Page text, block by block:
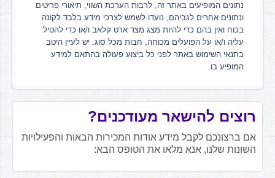
נתונים המופיעים באתר זה, לרבות הערכת השווי, תיאורי פריטים
ונתונים אחרים לגביהם, נועדו לשמש לצרכי מידע בלבד לקונה
בכוח ואין בהם כדי להיות מצג מצד ארט קלאב ו/או כדי להטיל
עליה ו/או על הפועלים מכוחה, חבות מכל סוג. יש לעיין היטב
בתנאי השימוש באתר לפני כל ביצוע פעולה בהתאם למידע
המופיע בו.
רוצים להישאר מעודכנים?
אם ברצונכם לקבל מידע אודות המכירות הבאות והפעילויות
השונות שלנו, אנא מלאו את הטופס הבא: